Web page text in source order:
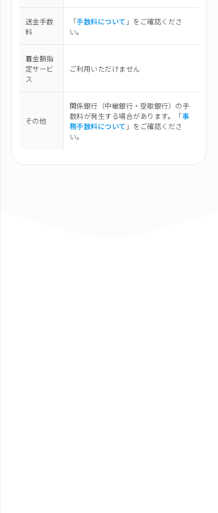
送金手数
料
「手数料について 」をご確認くださ
い。
着金額指
定サービ
ス
ご利用いただけません
その他
関係銀行（中継銀行・受取銀行）の手
数料が発生する場合があります。「事
務手数料について 」をご確認くださ
い。